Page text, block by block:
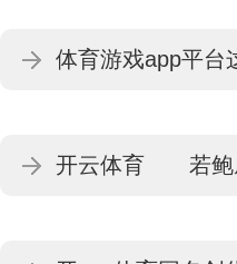
体育游戏app平台
官方入口
开云体育 若鲍